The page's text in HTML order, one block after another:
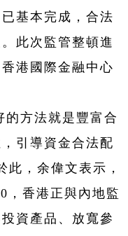
基本完成，合法
此次監管整頓進
港國際金融中心
的方法就是豐富合
引導資金合法配
此，余偉文表示，
，香港正與內地監
資產品、放寬參